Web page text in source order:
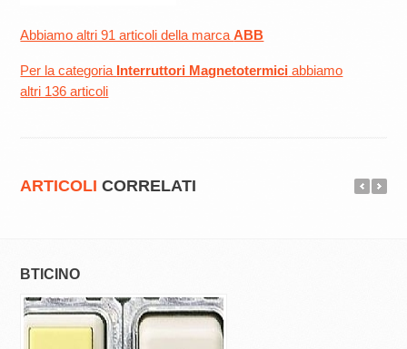
Abbiamo altri 91 articoli della marcaABB
Per la categoria Interruttori Magnetotermici abbiamo
altri 136 articoli
ARTICOLI CORRELATI
BTICINO